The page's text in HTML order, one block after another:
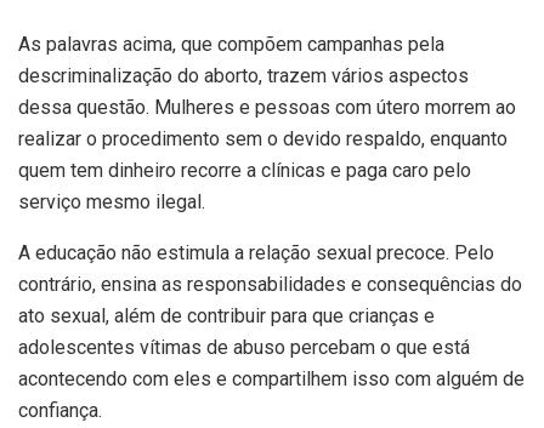
As palavras acima, que compõem campanhas pela
descriminalização do aborto, trazem vários aspectos
dessa questão. Mulheres e pessoas com útero morrem ao
realizar o procedimento sem o devido respaldo, enquanto
quem tem dinheiro recorre a clínicas e paga caro pelo
serviço mesmo ilegal.
A educação não estimula a relação sexual precoce. Pelo
contrário, ensina as responsabilidades e consequências do
ato sexual, além de contribuir para que crianças e
adolescentes vítimas de abuso percebam o que está
acontecendo com eles e compartilhem isso com alguém de
confiança.